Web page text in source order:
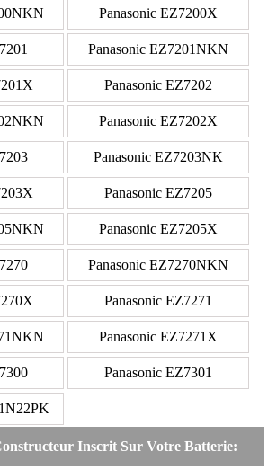
Panasonic EZ7200X
Panasonic EZ7201NKN
Panasonic EZ7202
Panasonic EZ7202X
Panasonic EZ7203NK
Panasonic EZ7205
Panasonic EZ7205X
Panasonic EZ7270NKN
Panasonic EZ7271
Panasonic EZ7271X
Panasonic EZ7301
Inscrit Sur Votre Batterie: